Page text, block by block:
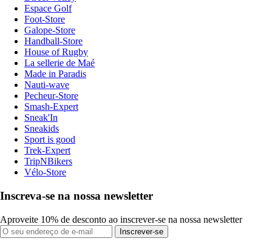
Espace Golf
Foot-Store
Galope-Store
Handball-Store
House of Rugby
La sellerie de Maé
Made in Paradis
Nauti-wave
Pecheur-Store
Smash-Expert
Sneak'In
Sneakids
Sport is good
Trek-Expert
TripNBikers
Vélo-Store
Inscreva-se na nossa newsletter
Aproveite 10% de desconto ao inscrever-se na nossa newsletter
Inscrever-se